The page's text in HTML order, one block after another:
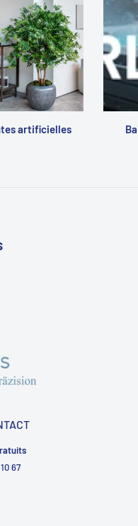
artificielles
67